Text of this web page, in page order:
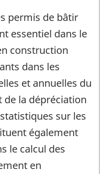
permis de bâtir
essentiel dans le
construction
dans les
et annuelles du
de la dépréciation
sur les
également
le calcul des
en